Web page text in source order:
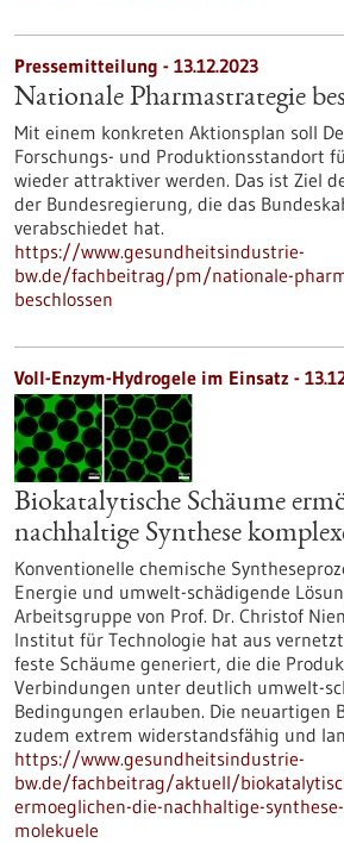
Pressemitteilung - 13.12.2023
Nationale Pharmastrategie
Mit einem konkreten Aktionsplan soll
Forschungs- und Produktionsstandort
wieder attraktiver werden. Das ist Ziel
der Bundesregierung, die das
verabschiedet hat.
https://www.gesundheitsindustrie-
bw.de/fachbeitrag/pm/nationale-
beschlossen
Voll-Enzym-Hydrogele im Einsatz -
Biokatalytische Schäume
nachhaltige Synthese
Konventionelle chemische
Energie und umwelt-schädigende
Arbeitsgruppe von Prof. Dr. Christof
Institut für Technologie hat aus
feste Schäume generiert, die die
Verbindungen unter deutlich umwelt-
Bedingungen erlauben. Die neuartigen
zudem extrem widerstandsfähig und
https://www.gesundheitsindustrie-
bw.de/fachbeitrag/aktuell/
ermoeglichen-die-nachhaltige-
molekuele